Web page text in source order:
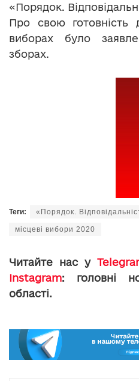
«Порядок.
Про свою готовність
виборах було
зборах.
Теги: «Порядок.
місцеві вибори 2020
Читайте нас у
Instagram: головні
області.